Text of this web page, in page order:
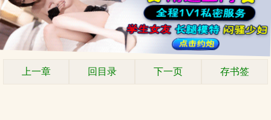
上一章 回目录 下一页 存书签